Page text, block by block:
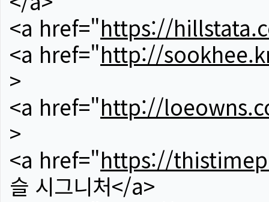
<a href="https://
<a href="http://
>
<a href="http://
>
<a href="https://
슬 시그니처</a>